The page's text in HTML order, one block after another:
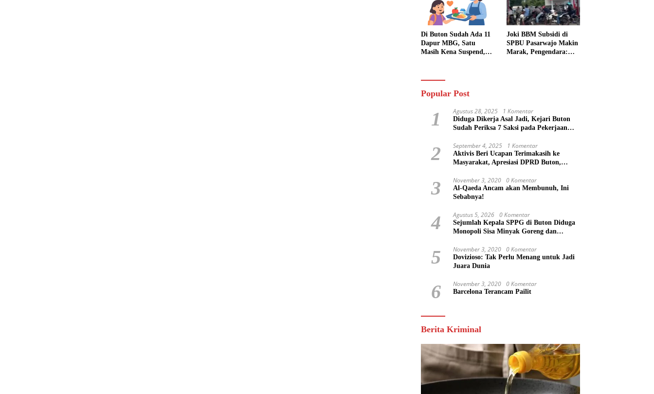
Di Buton Sudah Ada 11
Dapur MBG, Satu
Masih Kena Suspend,
Joki BBM Subsidi di
SPBU Pasarwajo Makin
Marak, Pengendara:
Popular Post
1 Agustus 28, 2025 1 Komentar
Diduga Dikerja Asal Jadi, Kejari Buton
Sudah Periksa 7 Saksi pada Pekerjaan
Capai Rp 100 Juta Lebih
2 September 4, 2025 1 Komentar
Aktivis Beri Ucapan Terimakasih ke
Masyarakat, Apresiasi DPRD Buton,
3 November 3, 2020 0 Komentar
Al-Qaeda Ancam akan Membunuh, Ini
Sebabnya!
4 Agustus 5, 2026 0 Komentar
Sejumlah Kepala SPPG di Buton Diduga
Monopoli Sisa Minyak Goreng dan
Pribadi
5 November 3, 2020 0 Komentar
Dovizioso: Tak Perlu Menang untuk Jadi
Juara Dunia
6 November 3, 2020 0 Komentar
Barcelona Terancam Pailit
Berita Kriminal